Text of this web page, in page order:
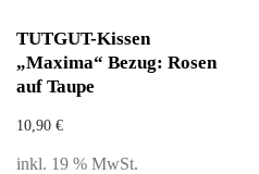
TUTGUT-Kissen
„Maxima“ Bezug: Rosen
auf Taupe
10,90 €
inkl. 19 % MwSt.